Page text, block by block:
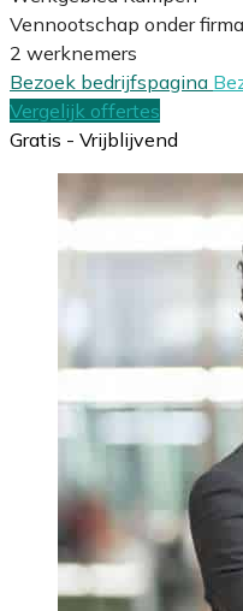
Vennootschap onder
2 werknemers
Bezoek bedrijfspagina
Vergelijk offertes
Gratis - Vrijblijvend